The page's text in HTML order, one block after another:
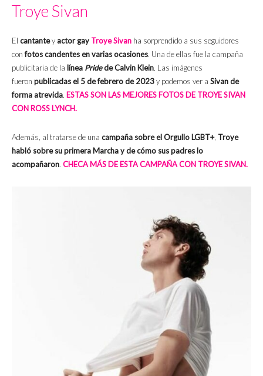
Troye Sivan
El cantantey actor gay Troye Sivan ha sorprendido a sus seguidores
confotos candentes en varias ocasiones. Una de ellas fue la campaña
publicitaria de la línea Pridede Calvin Klein Las imágenes
fueron publicadas el 5 de febrero de 2023y podemos ver a Sivan de
forma atrevida. ESTAS SON LAS MEJORES FOTOS DE TROYE SIVAN
CON ROSS LYNCH.
Además, al tratarse de una campaña sobre el Orgullo LGBT+, Troye
habló sobre su primera Marcha y de cómo sus padres lo
acompañaron. CHECA MÁS DE ESTA CAMPAÑA CON TROYE SIVAN.